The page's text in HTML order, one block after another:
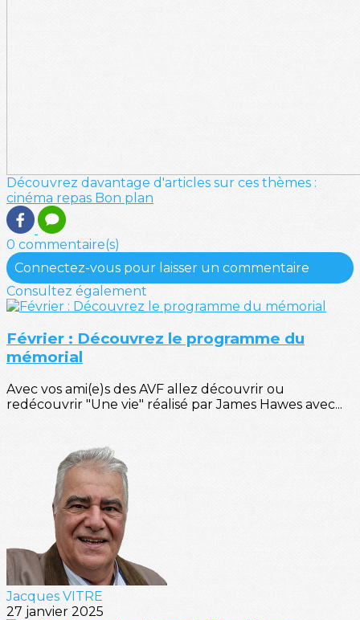
Découvrez davantage d'articles sur ces thèmes :
cinéma repas Bon plan
0 commentaire(s)
Connectez-vous pour laisser un commentaire
Consultez également
Février : Découvrez le programme du
mémorial
Avec vos ami(e)s des AVF allez découvrir ou
redécouvrir "Une vie" réalisé par James Hawes avec...
Jacques VITRE
27 janvier 2025